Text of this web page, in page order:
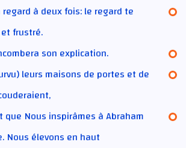
à deux fois: le regard te
frustré.
son explication.
leurs maisons de portes et de
Nous inspirâmes à Abraham
Nous élevons en haut